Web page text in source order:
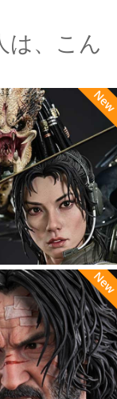
は、こん